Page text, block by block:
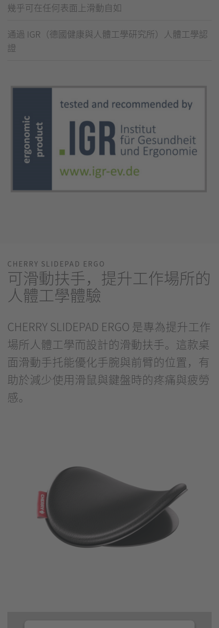
幾乎可在任何表面上滑動自如
通過 IGR（德國健康與人體工學研究所）人體工學認
證
CHERRY SLIDEPAD ERGO
可滑動扶手，提升工作場所的
人體工學體驗
CHERRY SLIDEPAD ERGO 是專為提升工作
場所人體工學而設計的滑動扶手。這款桌
面滑動手托能優化手腕與前臂的位置，有
助於減少使用滑鼠與鍵盤時的疼痛與疲勞
感。